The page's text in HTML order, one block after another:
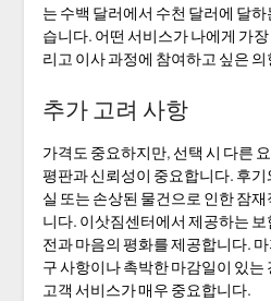
는 수백 달러에서 수천 달러에 달
습니다. 어떤 서비스가 나에게 가
리고 이사 과정에 참여하고 싶은
추가 고려 사항
가격도 중요하지만, 선택 시 다른
평판과 신뢰성이 중요합니다. 후
실 또는 손상된 물건으로 인한 잠
니다. 이삿짐센터에서 제공하는
전과 마음의 평화를 제공합니다.
구 사항이나 촉박한 마감일이 있
고객 서비스가 매우 중요합니다.